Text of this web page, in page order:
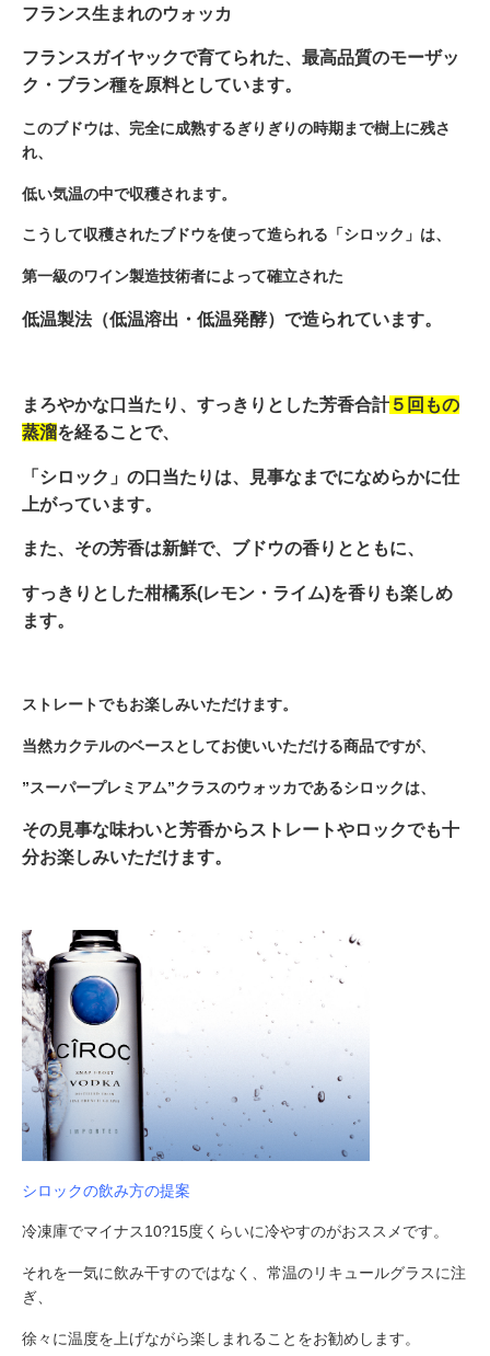
フランス生まれのウォッカ
フランスガイヤックで育てられた、最高品質のモーザッ
ク・ブラン種を原料としています。
このブドウは、完全に成熟するぎりぎりの時期まで樹上に残さ
れ、
低い気温の中で収穫されます。
こうして収穫されたブドウを使って造られる「シロック」は、
第一級のワイン製造技術者によって確立された
低温製法（低温溶出・低温発酵）で造られています。
まろやかな口当たり、すっきりとした芳香合計 ５回もの
蒸溜を経ることで、
「シロック」の口当たりは、見事なまでになめらかに仕
上がっています。
また、その芳香は新鮮で、ブドウの香りとともに、
すっきりとした柑橘系(レモン・ライム)を香りも楽しめ
ます。
ストレートでもお楽しみいただけます。
当然カクテルのベースとしてお使いいただける商品ですが、
”スーパープレミアム”クラスのウォッカであるシロックは、
その見事な味わいと芳香からストレートやロックでも十
分お楽しみいただけます。
シロックの飲み方の提案
冷凍庫でマイナス10?15度くらいに冷やすのがおススメです。
それを一気に飲み干すのではなく、常温のリキュールグラスに注
ぎ、
徐々に温度を上げながら楽しまれることをお勧めします。